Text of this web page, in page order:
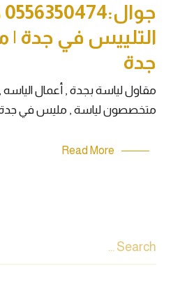
التلييس في جدة |
جدة
مقاول لياسة بجدة , أعمال
متخصصون لياسة , مليس في
Read More